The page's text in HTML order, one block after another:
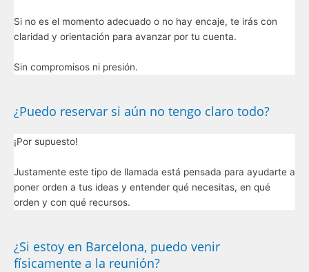
Si no es el momento adecuado o no hay encaje, te irás con
claridad y orientación para avanzar por tu cuenta.
Sin compromisos ni presión.
¿Puedo reservar si aún no tengo claro todo?
¡Por supuesto!
Justamente este tipo de llamada está pensada para ayudarte a
poner orden a tus ideas y entender qué necesitas, en qué
orden y con qué recursos.
¿Si estoy en Barcelona, puedo venir
físicamente a la reunión?